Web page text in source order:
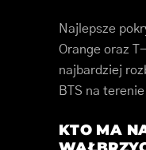
Najlepsze
Orange oraz
najbardziej
BTS na
KTO MA